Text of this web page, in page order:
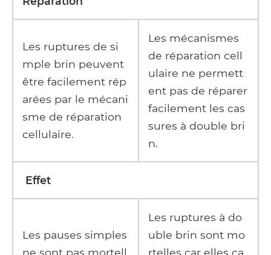
Les ruptures de si
mple brin peuvent
être facilement rép
arées par le mécani
sme de réparation
cellulaire.
Les mécanismes
de réparation cell
ulaire ne permett
ent pas de réparer
facilement les cas
sures à double bri
n.
Effet
Les pauses simples
ne sont pas mortell
Les ruptures à do
uble brin sont mo
rtelles car elles ca